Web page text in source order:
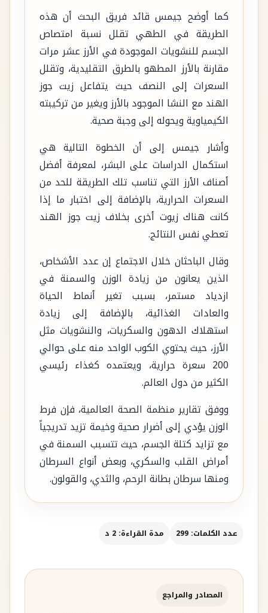
كما أوضح جيمس قائد فريق البحث أن هذه
الطريقة في الطهي تقلل نسبة امتصاص
الجسم للنشويات الموجودة في الأرز عشر مرات
مقارنة بالأرز المطهو بالطرق التقليدية، وتقلل
السعرات إلى النصف حيث يتفاعل زيت جوز
الهند مع النشا الموجود بالأرز ويغير من تركيبته
الكيمياوية ويحوله إلى وجبة صحية.
وأشار جيمس إلى أن الخطوة التالية هي
استكمال الدراسات على البشر، لمعرفة أفضل
أصناف الأرز التي تناسب تلك الطريقة للحد من
السعرات الحرارية، بالإضافة إلى اختبار ما إذا
كانت هناك زيوت أخرى بخلاف زيت جوز الهند
تعطي نفس النتائج.
وقال الباحثان خلال الاجتماع إن عدد الأشخاص،
الذين يعانون من زيادة الوزن والسمنة في
ازدياد مستمر، بسبب تغير أنماط الحياة
والعادات الغذائية، بالإضافة إلى زيادة
استهلاك الدهون والسكريات، والنشويات مثل
الأرز، حيث يحتوي الكوب الواحد منه على حوالي
200 سعرة حرارية، ويعتمده كغذاء رئيسي
الكثير من دول العالم.
ووفق تقارير منظمة الصحة العالمية، فإن فرط
الوزن يؤدي إلى أضرار صحية وخيمة تزيد تدريجياً
مع تزايد كتلة الجسم، حيث تتسبب السمنة في
أمراض القلب والسكري، وبعض أنواع السرطان
ومنها سرطان بطانة الرحم، والثدي، والقولون.
عدد الكلمات: 299 مدة القراءة: 2 د
المصادر والمراجع